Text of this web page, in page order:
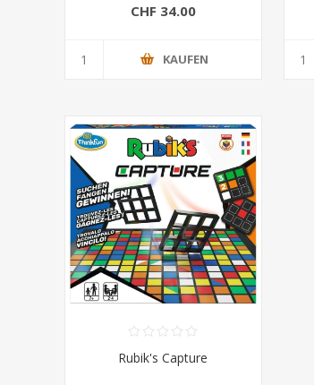
CHF 34.00
KAUFEN
Rubik's Capture